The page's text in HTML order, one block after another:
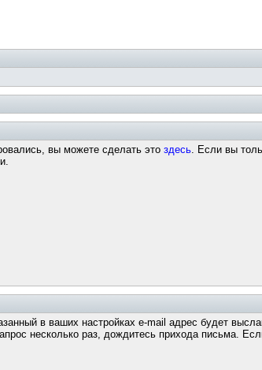
вы можете сделать это здесь. Если вы
в ваших настройках e-mail адрес будет
несколько раз, дождитесь прихода письма. Если